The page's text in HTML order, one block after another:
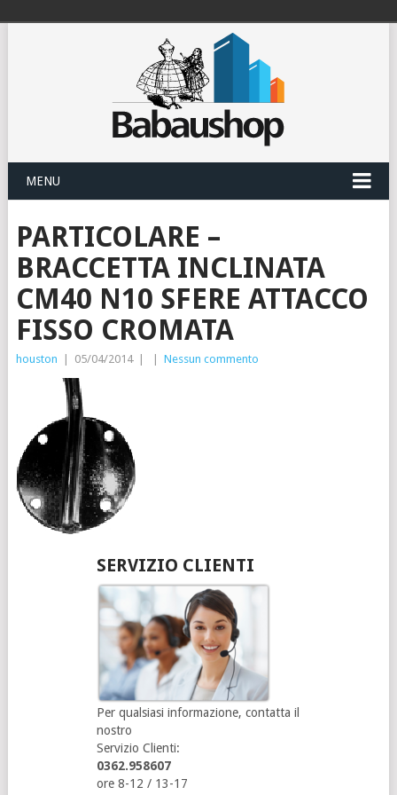
MENU
PARTICOLARE –
BRACCETTA INCLINATA
CM40 N10 SFERE ATTACCO
FISSO CROMATA
houston 05/04/2014 Nessun commento
SERVIZIO CLIENTI
Per qualsiasi informazione, contatta il
nostro
Servizio Clienti:
0362.958607
ore 8-12 / 13-17